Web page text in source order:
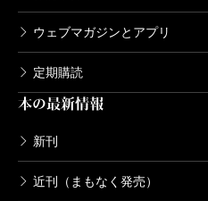
ウェブマガジンとアプリ
定期購読
本の最新情報
新刊
近刊（まもなく発売）